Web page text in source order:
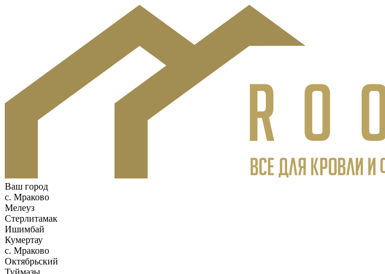
Ваш город
c. Мраково
Мелеуз
Стерлитамак
Ишимбай
Кумертау
c. Мраково
Октябрьский
Туймазы